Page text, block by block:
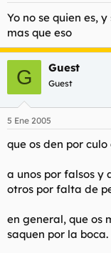
Yo no se quien es,
mas que eso
G Guest
Guest
5 Ene 2005
que os den por culo
a unos por falsos y
otros por falta de
en general, que os
saquen por la boca.